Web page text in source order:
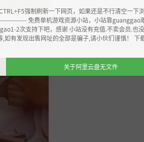
永远都是那个问题：你是否能预判
强制刷新一下网页，如果还是不行清空一下
免费单机游戏资源小站，小站靠guanggao
2次支持下吧，感谢 小站没有充值.不卖会员.也
如有发现出售网址的全部是骗子,请小伙们谨慎！ 下
关于阿里云盘无文件